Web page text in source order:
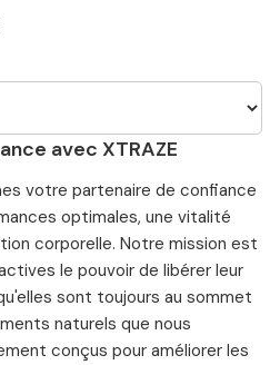
avec XTRAZE
votre partenaire de confiance
optimales, une vitalité
corporelle. Notre mission est
le pouvoir de libérer leur
sont toujours au sommet
naturels que nous
conçus pour améliorer les